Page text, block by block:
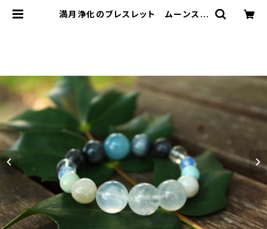
満月浄化のブレスレット ムーンスト